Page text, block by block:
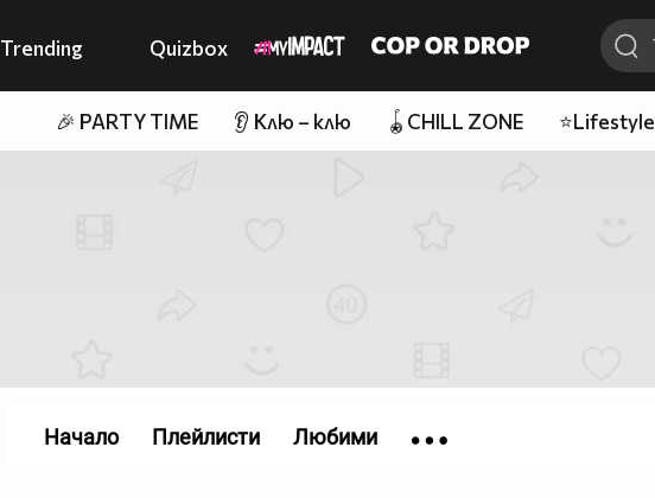
Trending Quizbox
🎉 PARTY TIME 👂 Клю – клю 🪀CHILL ZONE ⭐Lifestyle
Начало Плейлисти Любими